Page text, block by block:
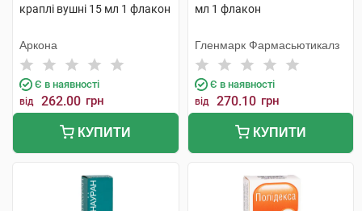
краплі вушні 15 мл 1 флакон
Аркона
Є в наявності
від 262.00 грн
КУПИТИ
мл 1 флакон
Гленмарк Фармасьютикалз
Є в наявності
від 270.10 грн
КУПИТИ